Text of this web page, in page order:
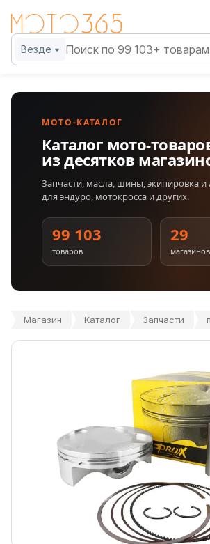
Везде
МОТО-КАТАЛОГ
Каталог мото-
из десятков
Запчасти, масла, шины, экипировка и
для эндуро, мотокросса и других.
99 103
товаров
29
магазинов
Магазин Каталог Запчасти